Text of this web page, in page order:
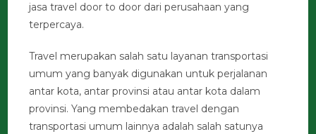
jasa travel door to door dari perusahaan yang
terpercaya.
Travel merupakan salah satu layanan transportasi
umum yang banyak digunakan untuk perjalanan
antar kota, antar provinsi atau antar kota dalam
provinsi. Yang membedakan travel dengan
transportasi umum lainnya adalah salah satunya